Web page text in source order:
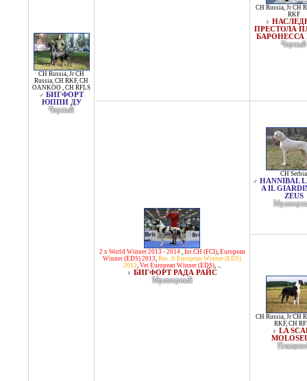
CH Russia, Jr CH
Russia, CH RKF, CH
OANKOO , CH RFLS
♂ БИГФОРТ
ЮППИ ДУ
Черный
CH Russia, Jr CH
RKF
♀
ПРЕСТОЛА
БАРОНЕССА
Черный
2 x World Winner 2013 - 2014, Int.CH (FCI), European
Winner (EDS) 2013, Res. Jr European Winner (EDS)
2012, Vet European Winner (EDS), ...
♀ БИГФОРТ РАДА РАЙС
Мраморный
CH Serbia
♂ HANNIBAL
A IL
ZEUS
CH Russia, Jr CH
RKF, CH
♀ LA